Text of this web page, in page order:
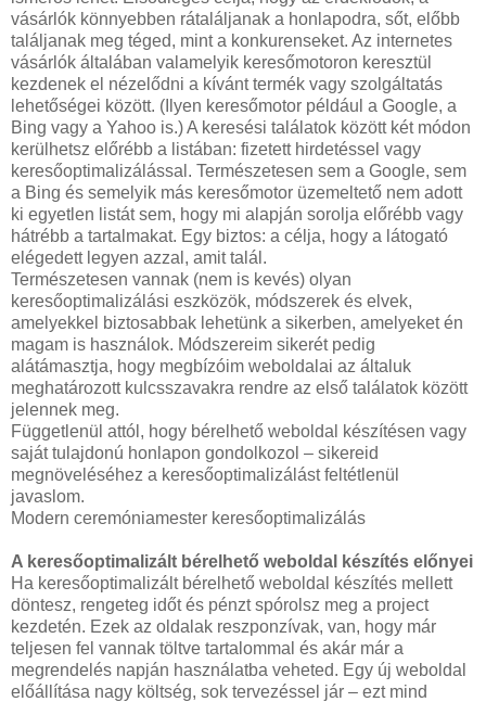
vásárlók könnyebben rátaláljanak a honlapodra, sőt, előbb
találjanak meg téged, mint a konkurenseket. Az internetes
vásárlók általában valamelyik keresőmotoron keresztül
kezdenek el nézelődni a kívánt termék vagy szolgáltatás
lehetőségei között. (Ilyen keresőmotor például a Google, a
Bing vagy a Yahoo is.) A keresési találatok között két módon
kerülhetsz előrébb a listában: fizetett hirdetéssel vagy
keresőoptimalizálással. Természetesen sem a Google, sem
a Bing és semelyik más keresőmotor üzemeltető nem adott
ki egyetlen listát sem, hogy mi alapján sorolja előrébb vagy
hátrébb a tartalmakat. Egy biztos: a célja, hogy a látogató
elégedett legyen azzal, amit talál.
Természetesen vannak (nem is kevés) olyan
keresőoptimalizálási eszközök, módszerek és elvek,
amelyekkel biztosabbak lehetünk a sikerben, amelyeket én
magam is használok. Módszereim sikerét pedig
alátámasztja, hogy megbízóim weboldalai az általuk
meghatározott kulcsszavakra rendre az első találatok között
jelennek meg.
Függetlenül attól, hogy bérelhető weboldal készítésen vagy
saját tulajdonú honlapon gondolkozol – sikereid
megnöveléséhez a keresőoptimalizálást feltétlenül
javaslom.
Modern ceremóniamester keresőoptimalizálás
A keresőoptimalizált bérelhető weboldal készítés előnyei
Ha keresőoptimalizált bérelhető weboldal készítés mellett
döntesz, rengeteg időt és pénzt spórolsz meg a project
kezdetén. Ezek az oldalak reszponzívak, van, hogy már
teljesen fel vannak töltve tartalommal és akár már a
megrendelés napján használatba veheted. Egy új weboldal
előállítása nagy költség, sok tervezéssel jár – ezt mind